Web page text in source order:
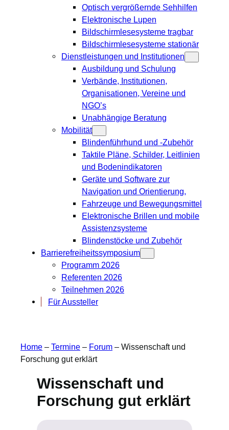
Optisch vergrößernde Sehhilfen
Elektronische Lupen
Bildschirmlesesysteme tragbar
Bildschirmlesesysteme stationär
Dienstleistungen und Institutionen
Ausbildung und Schulung
Verbände, Institutionen,
Organisationen, Vereine und
NGO’s
Unabhängige Beratung
Mobilität
Blindenführhund und -Zubehör
Taktile Pläne, Schilder, Leitlinien
und Bodenindikatoren
Geräte und Software zur
Navigation und Orientierung,
Fahrzeuge und Bewegungsmittel
Elektronische Brillen und mobile
Assistenzsysteme
Blindenstöcke und Zubehör
Barrierefreiheitssymposium
Programm 2026
Referenten 2026
Teilnehmen 2026
Für Aussteller
Home – Termine – Forum – Wissenschaft und
Forschung gut erklärt
Wissenschaft und
Forschung gut erklärt